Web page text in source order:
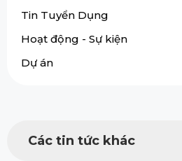
Tin Tuyển Dụng
Hoạt động - Sự kiện
Dự án
Các tin tức khác